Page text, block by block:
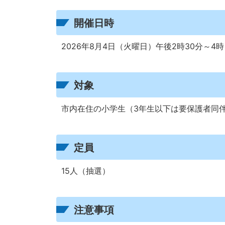
開催日時
2026年8月4日（火曜日）午後2時30分～4時
対象
市内在住の小学生（3年生以下は要保護者同
定員
15人（抽選）
注意事項